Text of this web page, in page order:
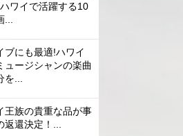
ワイで活躍する10
...
ブにも最適!ハワイ
ュージシャンの楽曲
を...
王族の貴重な品が事
返還決定！...